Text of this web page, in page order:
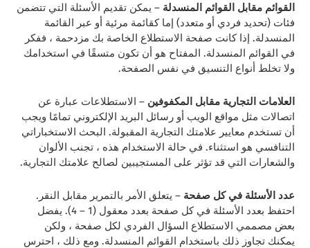
القوائم مقابل القوائم المنسدلة – يمكن تقديم الأسئلة التي تتضمن
فئات (تحديد فردي أو متعدد) إما كقائمة مرئية أو عبر القائمة
المنسدلة. إذا كانت صفحة الاستطلاع الخاصة بك مزدحمة ، ففكر
في القوائم المنسدلة. المفتاح هو أن تكون متسقًا في استخدامك
ولا تخلط أنواع التنسيق في نفس الصفحة.
العلامات التجارية مقابل المكفوفين – الاستطلاعات عبارة عن
اتصالات مثل مواقع الويب أو رسائل البريد الإلكتروني تمامًا ويجب
أن تستخدم معايير علامتك التجارية المقبولة. البحث الاستخباراتي
التنافسي هو استثناء. في حالة الاستخدام هذه ، تجنب الألوان
والشعارات التي قد تؤثر على المستجيبين لصالح علامتك التجارية.
عدد الأسئلة في كل صفحة – يتعلق الأمر بالتمرير مقابل النقر.
احتفظ بعدد الأسئلة في كل صفحة بعدد معقول (1 – 4). يفضل
بعض مصممي الاستطلاع السؤال الفردي لكل صفحة ، ولكن
يمكنك تجاوز ذلك باستخدام القوائم المنسدلة. ومع ذلك ، احترس